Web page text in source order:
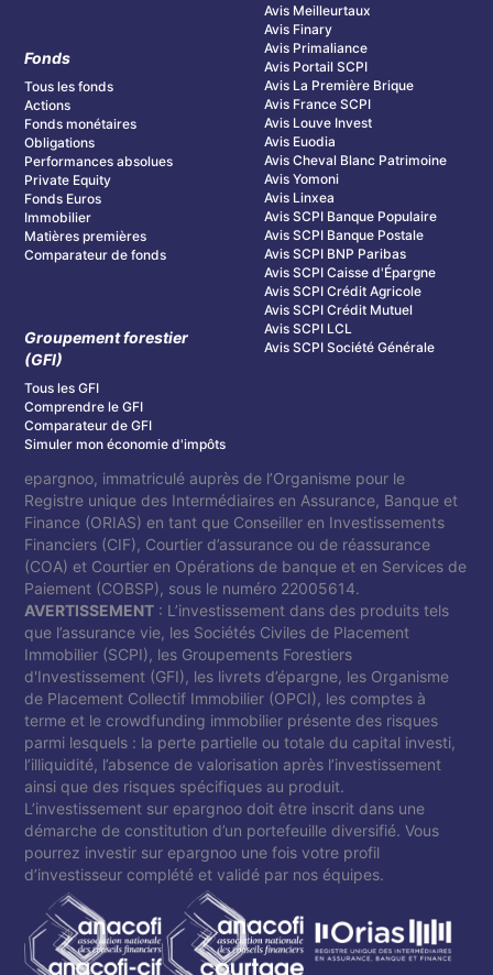
Fonds
Tous les fonds
Actions
Fonds monétaires
Obligations
Performances absolues
Private Equity
Fonds Euros
Immobilier
Matières premières
Comparateur de fonds
Groupement forestier
(GFI)
Tous les GFI
Comprendre le GFI
Comparateur de GFI
Simuler mon économie d'impôts
Avis Meilleurtaux
Avis Finary
Avis Primaliance
Avis Portail SCPI
Avis La Première Brique
Avis France SCPI
Avis Louve Invest
Avis Euodia
Avis Cheval Blanc Patrimoine
Avis Yomoni
Avis Linxea
Avis SCPI Banque Populaire
Avis SCPI Banque Postale
Avis SCPI BNP Paribas
Avis SCPI Caisse d'Épargne
Avis SCPI Crédit Agricole
Avis SCPI Crédit Mutuel
Avis SCPI LCL
Avis SCPI Société Générale
epargnoo, immatriculé auprès de l’Organisme pour le
Registre unique des Intermédiaires en Assurance, Banque et
Finance (ORIAS) en tant que Conseiller en Investissements
Financiers (CIF), Courtier d’assurance ou de réassurance
(COA) et Courtier en Opérations de banque et en Services de
Paiement (COBSP), sous le numéro 22005614.
AVERTISSEMENT : L’investissement dans des produits tels
que l’assurance vie, les Sociétés Civiles de Placement
Immobilier (SCPI), les Groupements Forestiers
d'Investissement (GFI), les livrets d’épargne, les Organisme
de Placement Collectif Immobilier (OPCI), les comptes à
terme et le crowdfunding immobilier présente des risques
parmi lesquels : la perte partielle ou totale du capital investi,
l’illiquidité, l’absence de valorisation après l’investissement
ainsi que des risques spécifiques au produit.
L’investissement sur epargnoo doit être inscrit dans une
démarche de constitution d’un portefeuille diversifié. Vous
pourrez investir sur epargnoo une fois votre profil
d’investisseur complété et validé par nos équipes.